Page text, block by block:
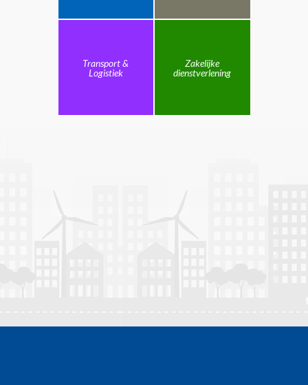
Transport &
Logistiek
Zakelijke
dienstverlening